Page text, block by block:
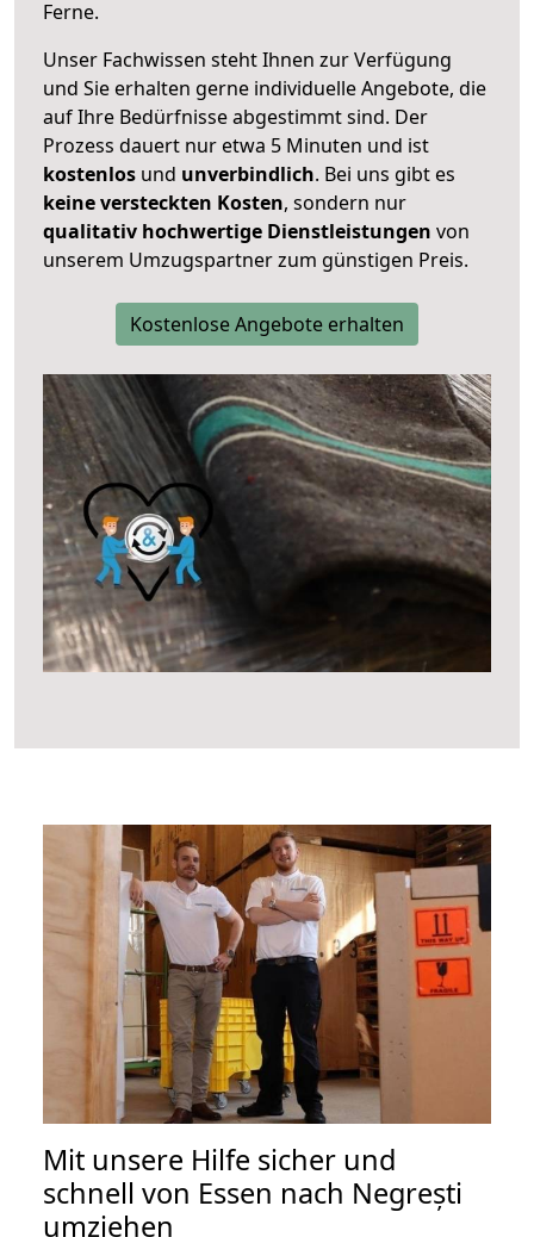
Ferne.
Unser Fachwissen steht Ihnen zur Verfügung
und Sie erhalten gerne individuelle Angebote, die
auf Ihre Bedürfnisse abgestimmt sind. Der
Prozess dauert nur etwa 5 Minuten und ist
kostenlos und unverbindlich. Bei uns gibt es
keine versteckten Kosten, sondern nur
qualitativ hochwertige Dienstleistungen von
unserem Umzugspartner zum günstigen Preis.
Kostenlose Angebote erhalten
Mit unsere Hilfe sicher und
schnell von Essen nach Negrești
umziehen